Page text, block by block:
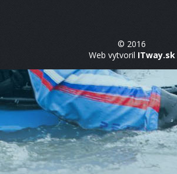
© 2016
Web vytvoril ITway.sk